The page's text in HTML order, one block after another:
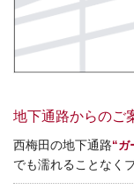
地下通路からのご
西梅田の地下通路“ガ
でも濡れることなく